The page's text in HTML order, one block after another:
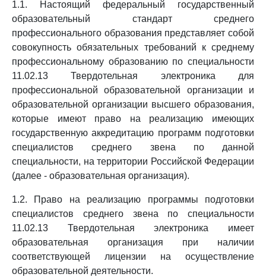
1.1. Настоящий федеральный государственный
образовательный стандарт среднего
профессионального образования представляет собой
совокупность обязательных требований к среднему
профессиональному образованию по специальности
11.02.13 Твердотельная электроника для
профессиональной образовательной организации и
образовательной организации высшего образования,
которые имеют право на реализацию имеющих
государственную аккредитацию программ подготовки
специалистов среднего звена по данной
специальности, на территории Российской Федерации
(далее - образовательная организация).
1.2. Право на реализацию программы подготовки
специалистов среднего звена по специальности
11.02.13 Твердотельная электроника имеет
образовательная организация при наличии
соответствующей лицензии на осуществление
образовательной деятельности.